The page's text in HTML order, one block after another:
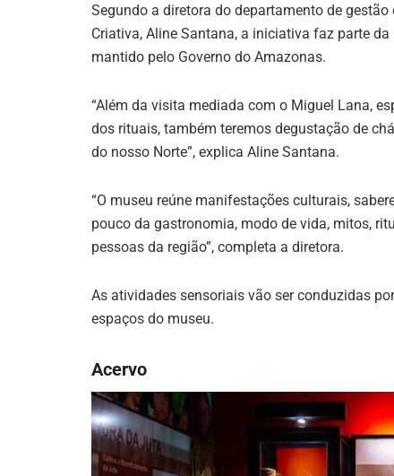
Segundo a diretora do departamento de
Criativa, Aline Santana, a iniciativa faz parte
mantido pelo Governo do Amazonas.
“Além da visita mediada com o Miguel Lana,
dos rituais, também teremos degustação de
do nosso Norte”, explica Aline Santana.
“O museu reúne manifestações culturais,
pouco da gastronomia, modo de vida, mitos,
pessoas da região”, completa a diretora.
As atividades sensoriais vão ser conduzidas
espaços do museu.
Acervo